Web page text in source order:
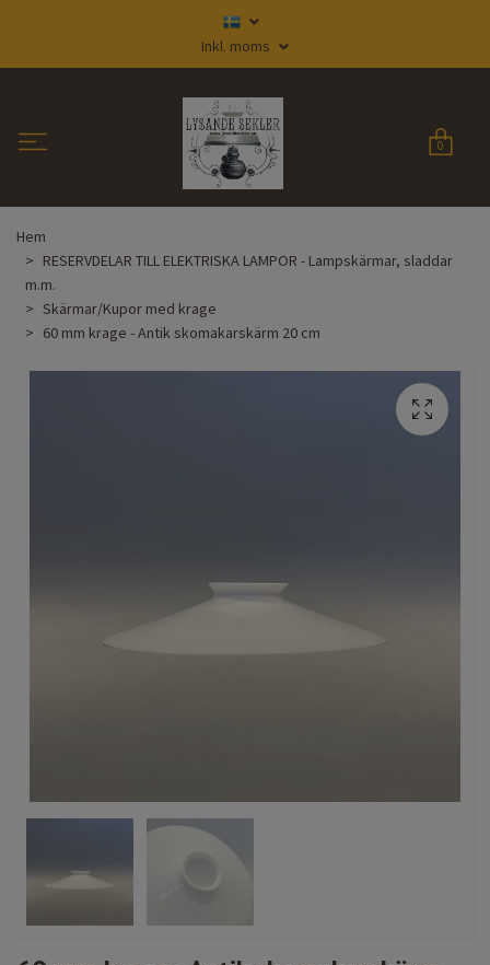
Inkl. moms
0
Hem
RESERVDELAR TILL ELEKTRISKA LAMPOR - Lampskärmar, sladdar
m.m.
Skärmar/Kupor med krage
60 mm krage - Antik skomakarskärm 20 cm